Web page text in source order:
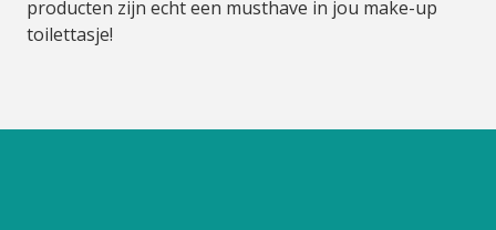
producten zijn echt een musthave in jou make-up
toilettasje!